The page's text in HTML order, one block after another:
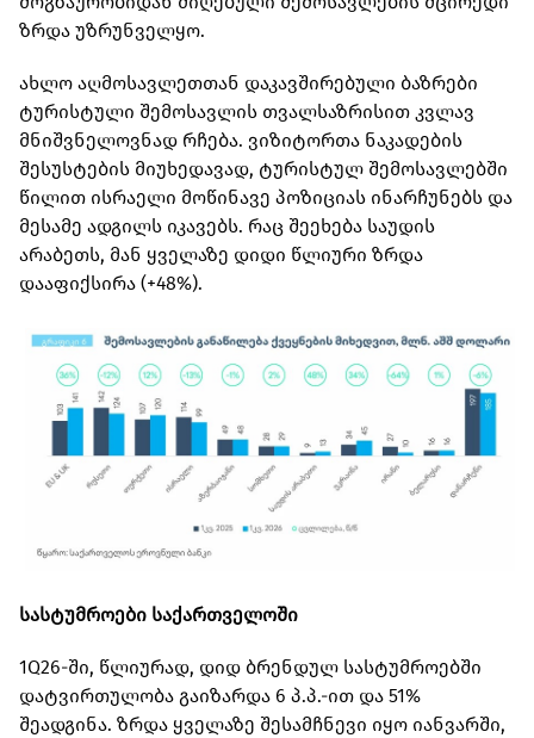
ზრდა უზრუნველყო.
ახლო აღმოსავლეთთან დაკავშირებული ბაზრები
ტურისტული შემოსავლის თვალსაზრისით კვლავ
მნიშვნელოვნად რჩება. ვიზიტორთა ნაკადების
შესუსტების მიუხედავად, ტურისტულ შემოსავლებში
წილით ისრაელი მოწინავე პოზიციას ინარჩუნებს და
მესამე ადგილს იკავებს. რაც შეეხება საუდის
არაბეთს, მან ყველაზე დიდი წლიური ზრდა
დააფიქსირა (+48%).
სასტუმროები საქართველოში
1Q26-ში, წლიურად, დიდ ბრენდულ სასტუმროებში
დატვირთულობა გაიზარდა 6 პ.პ.-ით და 51%
შეადგინა. ზრდა ყველაზე შესამჩნევი იყო იანვარში,